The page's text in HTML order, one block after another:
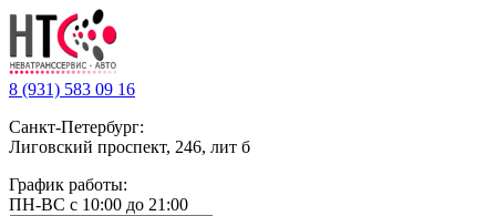
8 (931) 583 09 16
Санкт-Петербург:
Лиговский проспект, 246, лит б
График работы:
ПН-ВС с 10:00 до 21:00